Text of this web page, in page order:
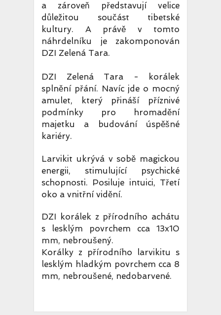
a zároveň představují velice
důležitou součást tibetské
kultury. A právě v tomto
náhrdelníku je zakomponován
DZI Zelená Tara.
DZI Zelená Tara - korálek
splnění přání. Navíc jde o mocný
amulet, který přináší příznivé
podmínky pro hromadění
majetku a budování úspěšné
kariéry.
Larvikit ukrývá v sobě magickou
energii, stimulující psychické
schopnosti. Posiluje intuici, Třetí
oko a vnitřní vidění.
DZI korálek z přírodního achátu
s lesklým povrchem cca 13x10
mm, nebroušený.
Korálky z přírodního larvikitu s
lesklým hladkým povrchem cca 8
mm, nebroušené, nedobarvené.